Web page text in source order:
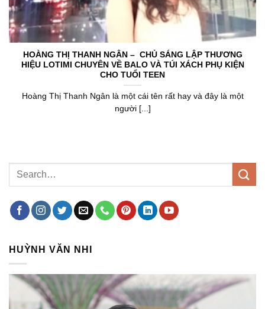
HOÀNG THỊ THANH NGÂN – CHỦ SÁNG LẬP THƯƠNG
HIỆU LOTIMI CHUYÊN VỀ BALO VÀ TÚI XÁCH PHỤ KIỆN
CHO TUỔI TEEN
Hoàng Thị Thanh Ngân là một cái tên rất hay và đây là một
người [...]
HUỲNH VĂN NHI